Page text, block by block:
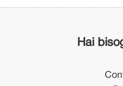
Hai